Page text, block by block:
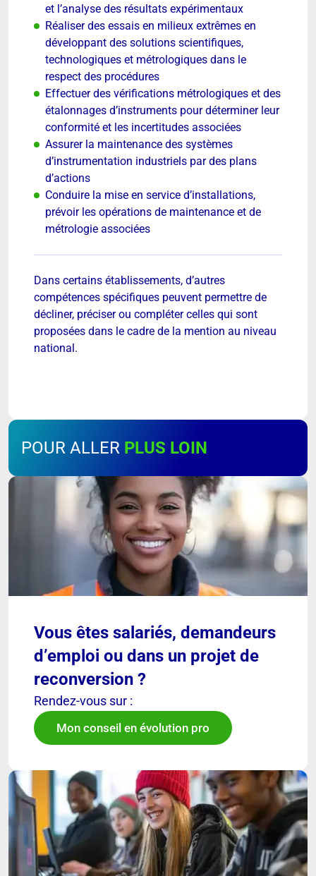
et l’analyse des résultats expérimentaux
Réaliser des essais en milieux extrêmes en
développant des solutions scientifiques,
technologiques et métrologiques dans le
respect des procédures
Effectuer des vérifications métrologiques et des
étalonnages d’instruments pour déterminer leur
conformité et les incertitudes associées
Assurer la maintenance des systèmes
d’instrumentation industriels par des plans
d’actions
Conduire la mise en service d’installations,
prévoir les opérations de maintenance et de
métrologie associées
Dans certains établissements, d’autres
compétences spécifiques peuvent permettre de
décliner, préciser ou compléter celles qui sont
proposées dans le cadre de la mention au niveau
national.
POUR ALLER PLUS LOIN
Vous êtes salariés, demandeurs
d’emploi ou dans un projet de
reconversion ?
Rendez-vous sur :
Mon conseil en évolution pro